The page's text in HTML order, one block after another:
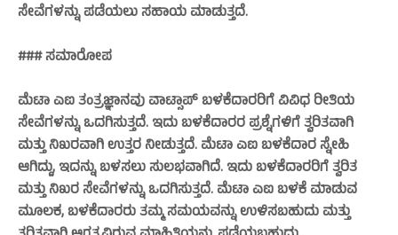
ಸೇವೆಗಳನ್ನು ಪಡೆಯಲು ಸಹಾಯ ಮಾಡುತ್ತದೆ.
### ಸಮಾರೋಪ
ಮೆಟಾ ಎಐ ತಂತ್ರಜ್ಞಾನವು ವಾಟ್ಸಾಪ್‌ ಬಳಕೆದಾರರಿಗೆ ವಿವಿಧ ರೀತಿಯ
ಸೇವೆಗಳನ್ನು ಒದಗಿಸುತ್ತದೆ. ಇದು ಬಳಕೆದಾರರ ಪ್ರಶ್ನೆಗಳಿಗೆ ತ್ವರಿತವಾಗಿ
ಮತ್ತು ನಿಖರವಾಗಿ ಉತ್ತರ ನೀಡುತ್ತದೆ. ಮೆಟಾ ಎಐ ಬಳಕೆದಾರ ಸ್ನೇಹಿ
ಆಗಿದ್ದು, ಇದನ್ನು ಬಳಸಲು ಸುಲಭವಾಗಿದೆ. ಇದು ಬಳಕೆದಾರರಿಗೆ ತ್ವರಿತ
ಮತ್ತು ನಿಖರ ಸೇವೆಗಳನ್ನು ಒದಗಿಸುತ್ತದೆ. ಮೆಟಾ ಎಐ ಬಳಕೆ ಮಾಡುವ
ಮೂಲಕ, ಬಳಕೆದಾರರು ತಮ್ಮ ಸಮಯವನ್ನು ಉಳಿಸಬಹುದು ಮತ್ತು